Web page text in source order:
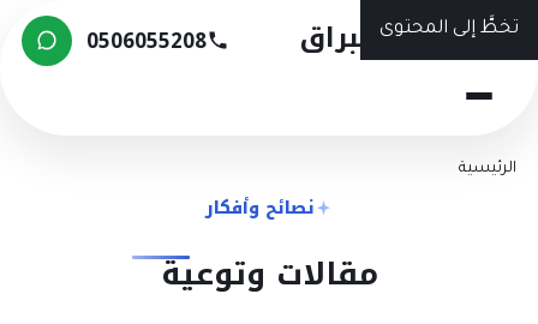
تخطَّ إلى المحتوى
شركة البراق 0506055208
الرئيسية
نصائح وأفكار
مقالات وتوعية